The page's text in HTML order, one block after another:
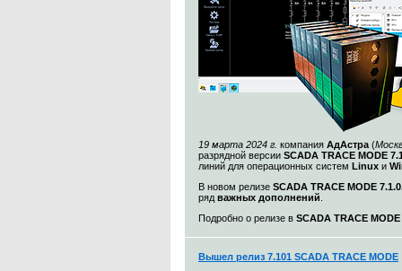
19 марта 2024 г. компания АдАстра (
разрядной версии SCADA TRACE MODE
линий для операционных систем Linux и
В новом релизе SCADA TRACE MODE
ряд важных дополнений
Подробно о релизе в SCADA TRACE MODE
Вышел релиз 7.101 SCADA TRACE MODE